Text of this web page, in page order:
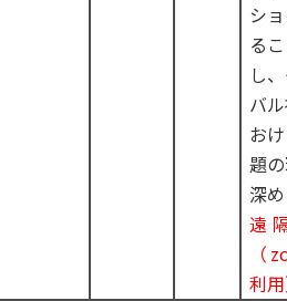
シ
る
し
バ
お
題
深
遠
（
利